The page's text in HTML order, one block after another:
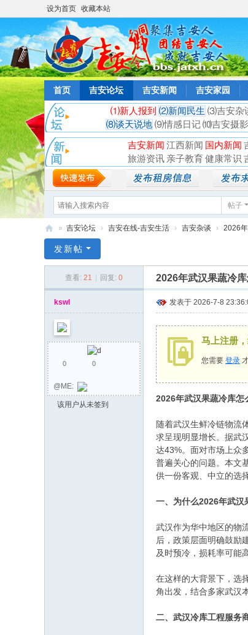
设为首页 收藏本站
首页 吉安论坛 吉安新闻 吉安家园
⑴新人报到 ⑵新闻民生 ⑶吉安杂
⑻谈天说地 ⑼情感日记 ⑽吉安摄影
吉安新闻 江西新闻 国内新闻
旅游资讯 亲子教育 健康常识
帖子
安
» 吉安论坛 › 吉安在线-吉安生活 › 吉安杂谈 › 2026
发新帖
查看: 21 回复: 0 2026年武汉果蔬冷
kswl
0 0
@ME:
该用户从未签到
发表于 2026-7-8
马上注册
您需要 登录
2026年武汉果蔬冷库怎
随着武汉生鲜冷链物流
求呈现明显增长。据武
达43%。面对市场上众
普遍关心的问题。本文
供一份客观、中立的选
一、为什么2026年武汉
武汉作为华中地区的物
后，政策层面明确鼓励
及时预冷，损耗率可能
在这样的大背景下，选
角出发，结合多家武汉
二、武汉冷库工程服务